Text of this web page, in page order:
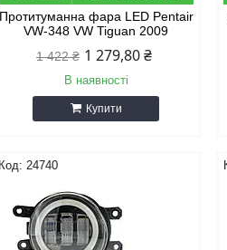
Протитуманна фара LED Pentair
VW-348 VW Tiguan 2009
1 422 ₴ 1 279,80 ₴
В наявності
Купити
24740